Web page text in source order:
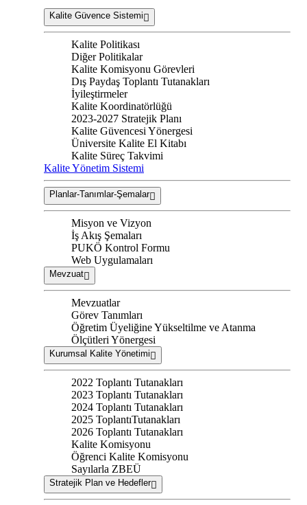
Kalite Güvence Sistemi
Kalite Politikası
Diğer Politikalar
Kalite Komisyonu Görevleri
Dış Paydaş Toplantı Tutanakları
İyileştirmeler
Kalite Koordinatörlüğü
2023-2027 Stratejik Planı
Kalite Güvencesi Yönergesi
Üniversite Kalite El Kitabı
Kalite Süreç Takvimi
Kalite Yönetim Sistemi
Planlar-Tanımlar-Şemalar
Misyon ve Vizyon
İş Akış Şemaları
PUKÖ Kontrol Formu
Web Uygulamaları
Mevzuat
Mevzuatlar
Görev Tanımları
Öğretim Üyeliğine Yükseltilme ve Atanma
Ölçütleri Yönergesi
Kurumsal Kalite Yönetimi
2022 Toplantı Tutanakları
2023 Toplantı Tutanakları
2024 Toplantı Tutanakları
2025 ToplantıTutanakları
2026 Toplantı Tutanakları
Kalite Komisyonu
Öğrenci Kalite Komisyonu
Sayılarla ZBEÜ
Stratejik Plan ve Hedefler